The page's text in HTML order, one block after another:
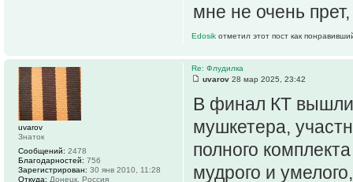
мне не очень
Edosik отметил этот пост как
Re: Флудилка
uvarov 28 мар 2025, 23:42
В финал КТ вышли
мушкетера,
полного
мудрого и
uvarov
Знаток
Сообщений: 2478
Благодарностей: 756
Зарегистрирован: 30 янв 2010, 11:28
Откуда: Донецк, Россия